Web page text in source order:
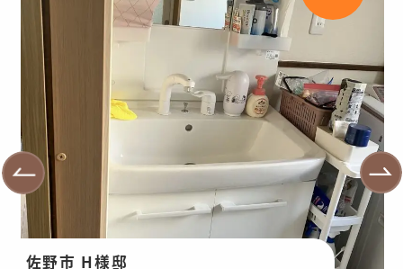
佐野市 H様邸